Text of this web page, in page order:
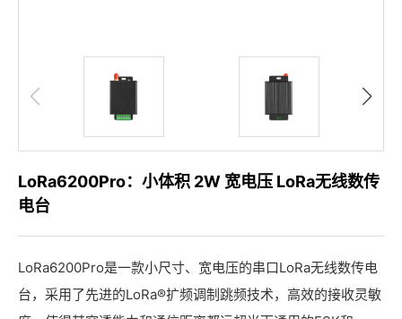
LoRa6200Pro：小体积 2W 宽电压 LoRa无线数传
电台
LoRa6200Pro是一款小尺寸、宽电压的串口LoRa无线数传电
台，采用了先进的LoRa®扩频调制跳频技术，高效的接收灵敏